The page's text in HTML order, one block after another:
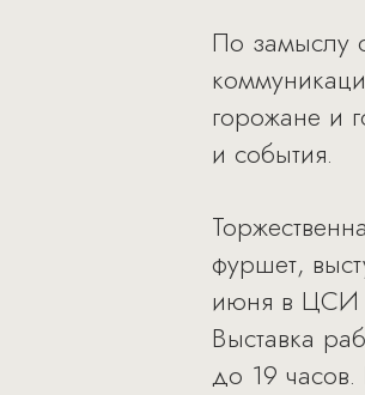
По замыслу
горожане и
и события.
фуршет,
июня в ЦСИ
Выставка
до 19